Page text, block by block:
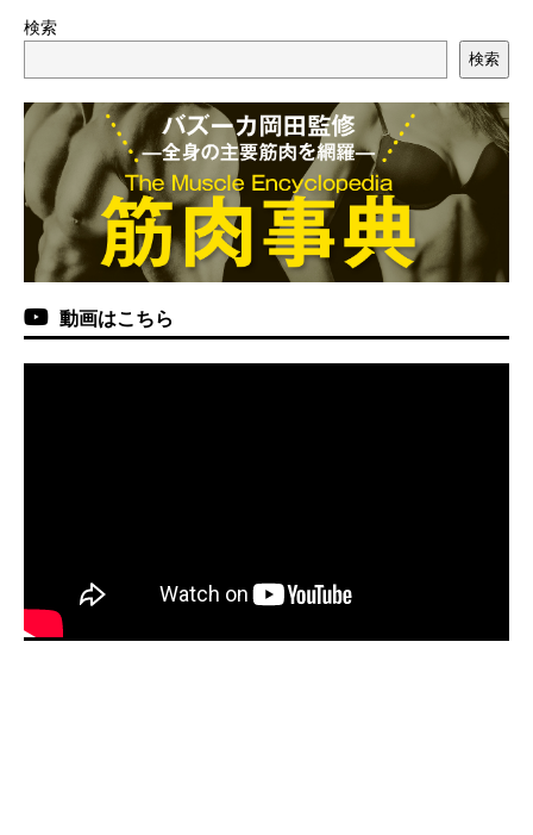
検索
検索
動画はこちら